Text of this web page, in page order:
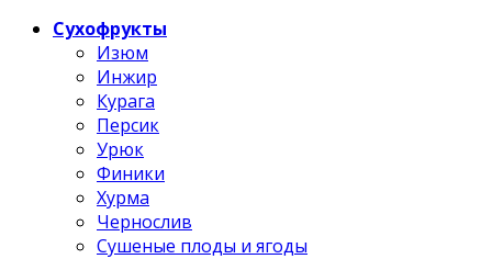
Сухофрукты
Изюм
Инжир
Курага
Персик
Урюк
Финики
Хурма
Чернослив
Сушеные плоды и ягоды